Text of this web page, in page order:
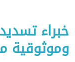
خبراء
وموثوقية